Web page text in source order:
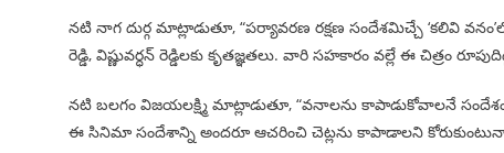
నటి నాగ దుర్గ మాట్లాడుతూ, “పర్యావరణ రక్షణ సందేశమిచ్చే ‘కలివి
రెడ్డి, విష్ణువర్ధన్ రెడ్డిలకు కృతజ్ఞతలు. వారి సహకారం వల్లే ఈ చిత్రం
నటి బలగం విజయలక్ష్మి మాట్లాడుతూ, “వనాలను కాపాడుకోవాలనే
ఈ సినిమా సందేశాన్ని అందరూ ఆచరించి చెట్లను కాపాడాలని